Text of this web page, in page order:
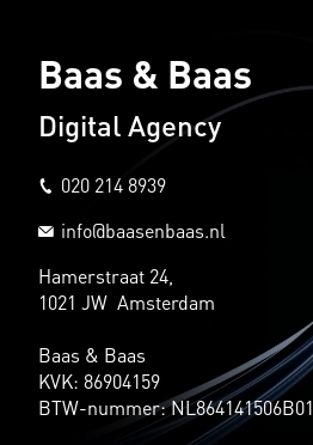
Baas & Baas
Digital Agency
020 214 8939
info@baasenbaas.nl
Hamerstraat 24,
1021 JW Amsterdam
Baas & Baas
KVK: 86904159
BTW-nummer: NL864141506B01